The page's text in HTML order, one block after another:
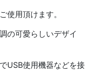
使用頂けます。
の可愛らしいデザイ
USB使用機器などを接